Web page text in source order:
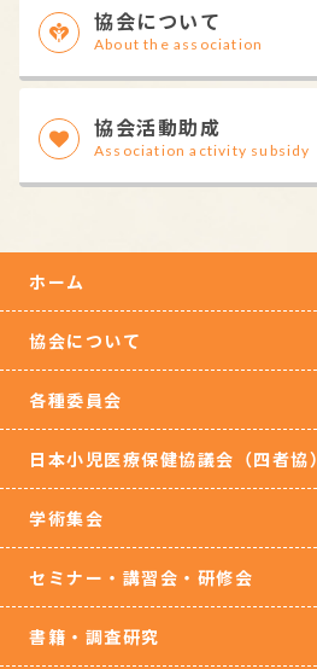
協会について
About the association
協会活動助成
Association activity subsidy
ホーム
協会について
各種委員会
日本小児医療保健協議会（四者協）
学術集会
セミナー・講習会・研修会
書籍・調査研究